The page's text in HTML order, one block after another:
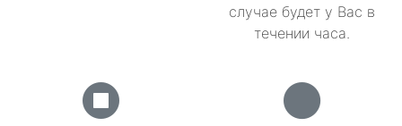
случае будет у Вас в
течении часа.